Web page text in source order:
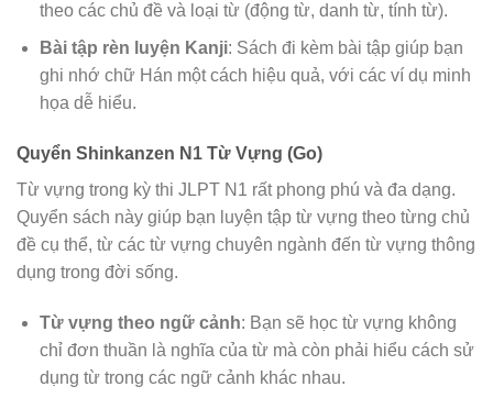
theo các chủ đề và loại từ (động từ, danh từ, tính từ).
Bài tập rèn luyện Kanji: Sách đi kèm bài tập giúp bạn
ghi nhớ chữ Hán một cách hiệu quả, với các ví dụ minh
họa dễ hiểu.
Quyển Shinkanzen N1 Từ Vựng (Go)
Từ vựng trong kỳ thi JLPT N1 rất phong phú và đa dạng.
Quyển sách này giúp bạn luyện tập từ vựng theo từng chủ
đề cụ thể, từ các từ vựng chuyên ngành đến từ vựng thông
dụng trong đời sống.
Từ vựng theo ngữ cảnh: Bạn sẽ học từ vựng không
chỉ đơn thuần là nghĩa của từ mà còn phải hiểu cách sử
dụng từ trong các ngữ cảnh khác nhau.